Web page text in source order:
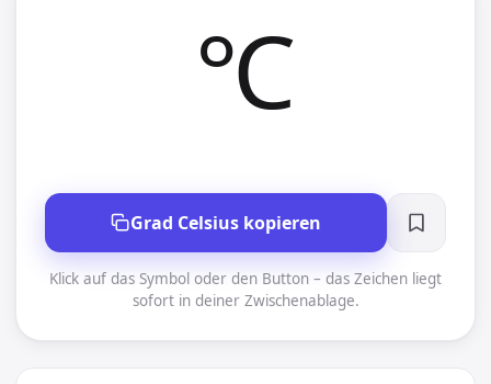
℃︎
Grad Celsius kopieren
Klick auf das Symbol oder den Button – das Zeichen liegt
sofort in deiner Zwischenablage.